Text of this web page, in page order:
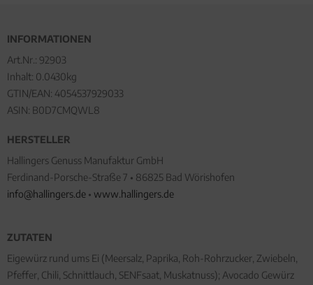
INFORMATIONEN
Art.Nr.: 92903
Inhalt: 0.0430kg
GTIN/EAN: 4054537929033
ASIN: B0D7CMQWL8
HERSTELLER
Hallingers Genuss Manufaktur GmbH
Ferdinand-Porsche-Straße 7 • 86825 Bad Wörishofen
info@hallingers.de • www.hallingers.de
ZUTATEN
Eigewürz rund ums Ei (Meersalz, Paprika, Roh-Rohrzucker, Zwiebeln,
Pfeffer, Chili, Schnittlauch, SENFsaat, Muskatnuss); Avocado Gewürz